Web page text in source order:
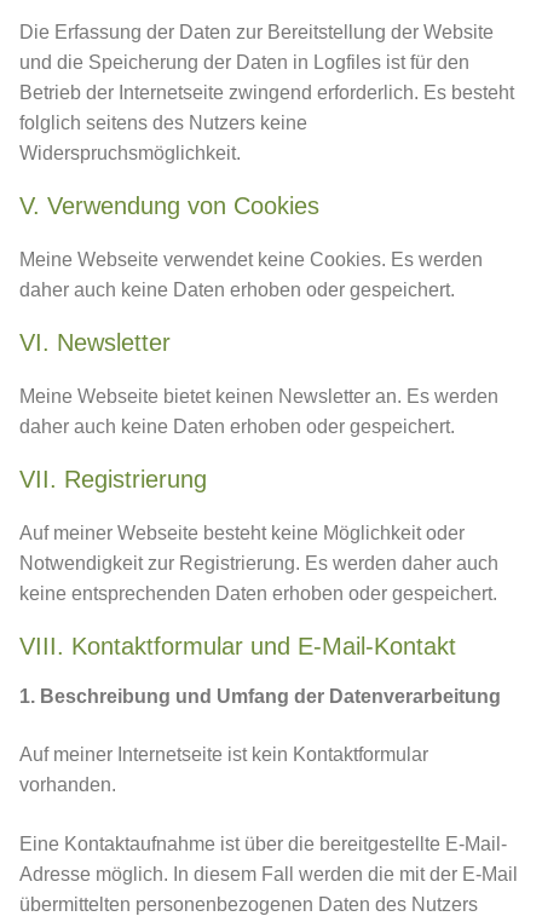
Die Erfassung der Daten zur Bereitstellung der Website
und die Speicherung der Daten in Logfiles ist für den
Betrieb der Internetseite zwingend erforderlich. Es besteht
folglich seitens des Nutzers keine
Widerspruchsmöglichkeit.
V. Verwendung von Cookies
Meine Webseite verwendet keine Cookies. Es werden
daher auch keine Daten erhoben oder gespeichert.
VI. Newsletter
Meine Webseite bietet keinen Newsletter an. Es werden
daher auch keine Daten erhoben oder gespeichert.
VII. Registrierung
Auf meiner Webseite besteht keine Möglichkeit oder
Notwendigkeit zur Registrierung. Es werden daher auch
keine entsprechenden Daten erhoben oder gespeichert.
VIII. Kontaktformular und E-Mail-Kontakt
1. Beschreibung und Umfang der Datenverarbeitung
Auf meiner Internetseite ist kein Kontaktformular
vorhanden.
Eine Kontaktaufnahme ist über die bereitgestellte E-Mail-
Adresse möglich. In diesem Fall werden die mit der E-Mail
übermittelten personenbezogenen Daten des Nutzers